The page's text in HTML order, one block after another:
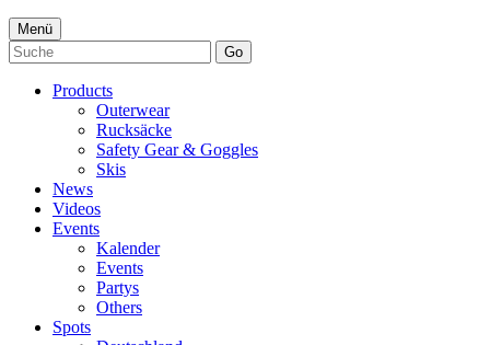
Menü
Go
Products
Outerwear
Rucksäcke
Safety Gear & Goggles
Skis
News
Videos
Events
Kalender
Events
Partys
Others
Spots